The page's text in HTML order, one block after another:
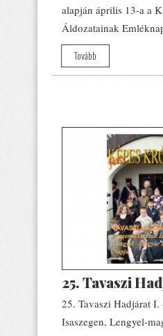
alapján április 13-a a
Áldozatainak
Tovább
25. Tavaszi
25. Tavaszi Hadjárat I.
Isaszegen, Lengyel-